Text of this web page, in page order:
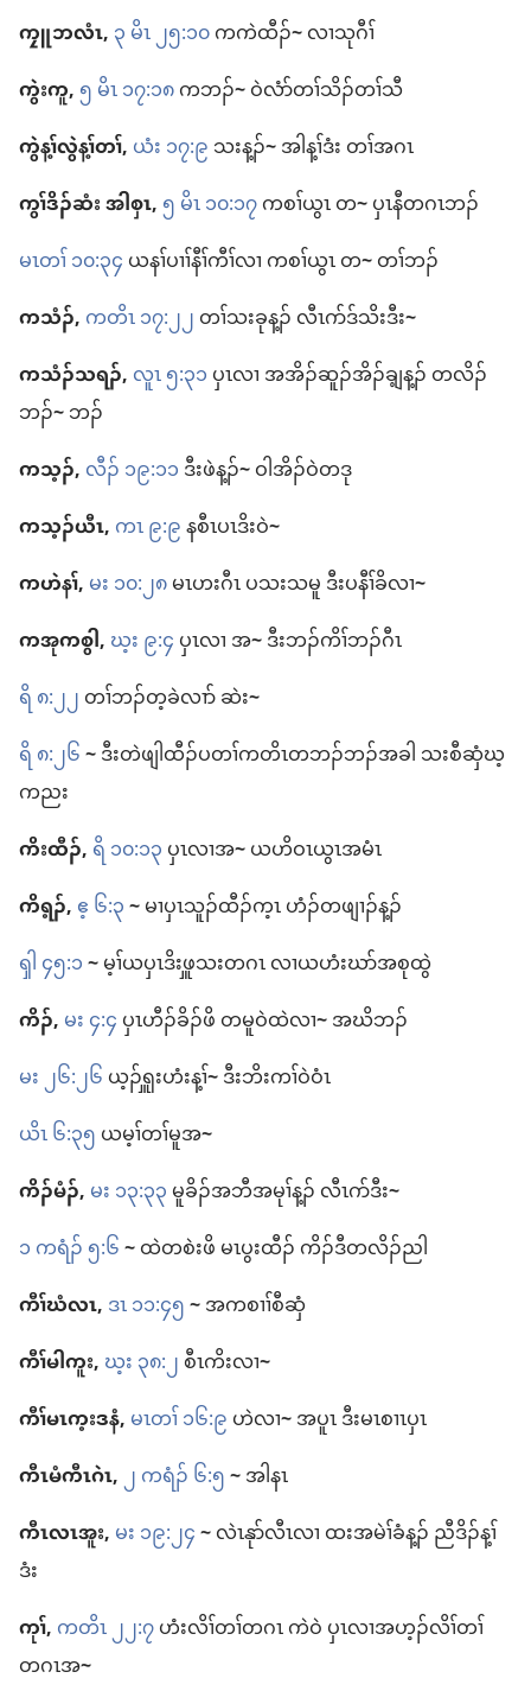
ကၠူဘလံၤ,၃ မိၤ ၂၅:၁၀က​ကဲထီၣ်~လၢ​သုဂီၢ်
ကွဲးကူ,၅ မိၤ ၁၇:၁၈က​ဘၣ်~​ဝဲ​လံာ်​တၢ်သိၣ်​တၢ်သီ
ကွဲန့ၢ်​လွဲန့ၢ်​တၢ်,ယံး ၁၇:၉သး​န့ၣ်~အါန့ၢ်​ဒံး တၢ်​အဂၤ
ကွၢ်ဒိၣ်​ဆံး အါ​စှၤ,၅ မိၤ ၁၀:၁၇ကစၢ်​ယွၤ တ~ပှၤ​နီ​တဂၤ​ဘၣ်
မၤတၢ် ၁၀:၃၄ယ​နၢ်ပၢၢ်​နီၢ်ကီၢ်​လၢ ကစၢ်​ယွၤ တ~တၢ်ဘၣ်
ကသံၣ်,ကတိၤ ၁၇:၂၂တၢ်​သးခု​န့ၣ်​ လီၤဂာ်​ဒ်သိး​ဒီး~
ကသံၣ်​သရၣ်,လူၤ ၅:၃၁ပှၤလၢ အ​အိၣ်ဆူၣ်​အိၣ်ချ့​န့ၣ်​ တလိၣ်​
ဘၣ်~ဘၣ်
ကသ့ၣ်,လီၣ်​ ၁၉:၁၁ဒီး​ဖဲန့ၣ်~ဝါ​အိၣ်​ဝဲ​တဒု
ကသ့ၣ်​ယီၤ,ကၤ ၉:၉န​စီၤပၤ​ဒိးဝဲ~
ကဟဲနၢ်,မး ၁၀:၂၈မၤ​ဟးဂီၤ ပ​သးသမူ ဒီး​ပ​နီၢ်ခိ​လၢ~
ကအု​ကစွါ,ဃ့း ၉:၄ပှၤလၢ အ~ဒီး​ဘၣ်​ကိၢ်​ဘၣ်​ဂီၤ
ရိ ၈:၂၂တၢ်​ဘၣ်​တ့​ခဲလၢာ် ဆဲး~
ရိ ၈:၂၆~ဒီး​တဲဖျါ​ထီၣ်​ပ​တၢ်​ကတိၤ​တ​ဘၣ်​ဘၣ်​အခါ သးစီဆှံ​ဃ့
ကညး
ကိးထီၣ်,ရိ ၁၀:၁၃ပှၤလၢ​အ~ယဟိဝၤ​ယွၤ​အ​မံၤ
ကိရ့ၣ်,ဧ့ ၆:၃~မၢ​ပှၤ​သူၣ်ထီၣ်​က့ၤ ဟံၣ်​တ​ဖျၢၣ်​န့ၣ်
ၡါ ၄၅:၁~မ့ၢ်​ယပှၤ​ဒိးဖှူ​သး​တဂၤ လၢ​ယ​ဟံးဃာ်​အ​စုထွဲ
ကိၣ်,မး ၄:၄ပှၤ​ဟီၣ်ခိၣ်​ဖိ တ​မူ​ဝဲ​ထဲ​လၢ~အဃိ​ဘၣ်
မး ၂၆:၂၆ယ့ၣ်ၡူး​ဟံးန့ၢ်~ဒီး​ဘိးကၢ်​ဝဲ​ဝံၤ
ယိၤ ၆:၃၅ယ​မ့ၢ်​တၢ်မူ​အ~
ကိၣ်မံၣ်,မး ၁၃:၃၃မူခိၣ်​အဘီ​အမုၢ်​န့ၣ်​ လီၤဂာ်​ဒီး~
၁ ကရံၣ်​ ၅:၆~ထဲ​တစဲးဖိ မၤ​ပွးထီၣ်​ ကိၣ်​ဒီ​တလိၣ်​ညါ
ကီၢ်​ဃံလၤ,ဒၤ ၁၁:၄၅~အ​ကစၢၢ်​စီဆှံ
ကီၢ်မါကူး,ဃ့း ၃၈:၂စီၤကိး​လၢ~
ကီၢ်​မၤက့းဒနံ,မၤတၢ် ၁၆:၉ဟဲ​လၢ~အ​ပူၤ ဒီး​မၤစၢၤ​ပှၤ
ကီၤ​မံ​ကီၤ​ဂဲၤ,၂ ကရံၣ်​ ၆:၅~အါ​နၤ
ကီၤလၤအူး,မး ၁၉:၂၄~လဲၤနုာ်​လီၤ​လၢ ထး​အမဲၢ်​ခံ​န့ၣ်​ ညီ​ဒိၣ်န့ၢ်​
ဒံး
ကုၢ်,ကတိၤ ၂၂:၇ဟံး​လိၢ်တၢ်​တဂၤ ကဲဝဲ ပှၤလၢ​အ​ဟ့ၣ်လိၢ်​တၢ်​
တဂၤ​အ~